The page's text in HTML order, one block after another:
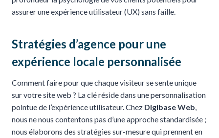
assurer une expérience utilisateur (UX) sans faille.
Stratégies d’agence pour une
expérience locale personnalisée
Comment faire pour que chaque visiteur se sente unique
sur votre site web ? La clé réside dans une personnalisation
pointue de l’expérience utilisateur. Chez Digibase Web
nous ne nous contentons pas d’une approche standardisée ;
nous élaborons des stratégies sur-mesure qui prennent en